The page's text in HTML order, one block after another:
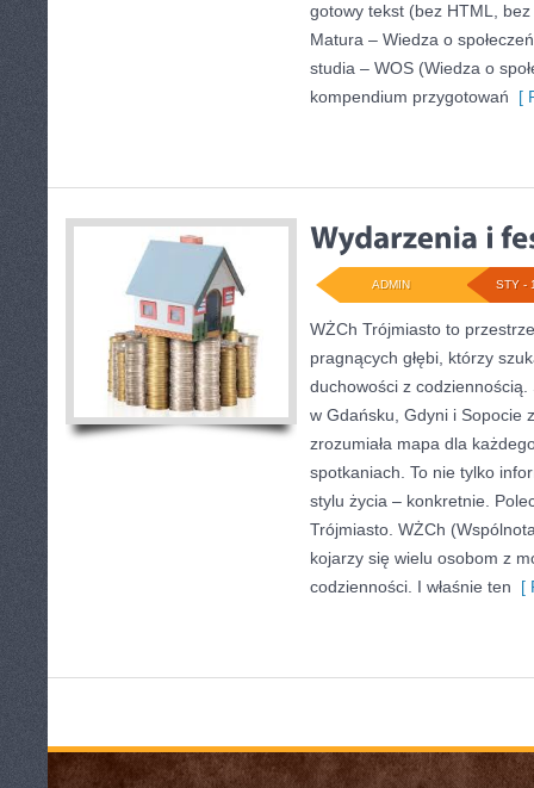
gotowy tekst (bez HTML,
Matura – Wiedza o
studia – WOS (Wiedza o
kompendium przygotowań [
STY -
ADMIN
WŻCh Trójmiasto to
pragnących głębi, którzy
duchowości z
w Gdańsku, Gdyni i Sopocie
zrozumiała mapa dla
spotkaniach. To nie tylko
stylu życia – konkretnie.
Trójmiasto. WŻCh
kojarzy się wielu osobom z
codzienności. I właśnie ten [